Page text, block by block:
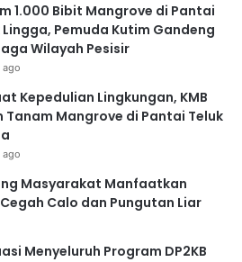
1.000 Bibit Mangrove di Pantai
Lingga, Pemuda Kutim Gandeng
Wilayah Pesisir
ago
Kepedulian Lingkungan, KMB
Tanam Mangrove di Pantai Teluk
ago
Masyarakat Manfaatkan
Calo dan Pungutan Liar
Menyeluruh Program DP2KB